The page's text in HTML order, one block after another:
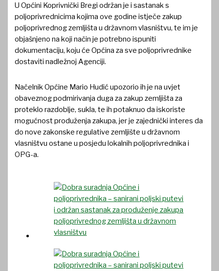
U Općini Koprivnički Bregi održan je i sastanak s
poljoprivrednicima kojima ove godine istječe zakup
poljoprivrednog zemljišta u državnom vlasništvu, te im je
objašnjeno na koji način je potrebno ispuniti
dokumentaciju, koju će Općina za sve poljoprivrednike
dostaviti nadležnoj Agenciji.
Načelnik Općine Mario Hudić upozorio ih je na uvjet
obaveznog podmirivanja duga za zakup zemljišta za
proteklo razdoblje, sukla, te ih potaknuo da iskoriste
mogućnost produženja zakupa, jer je zajednički interes da
do nove zakonske regulative zemljište u državnom
vlasništvu ostane u posjedu lokalnih poljoprivrednika i
OPG-a.